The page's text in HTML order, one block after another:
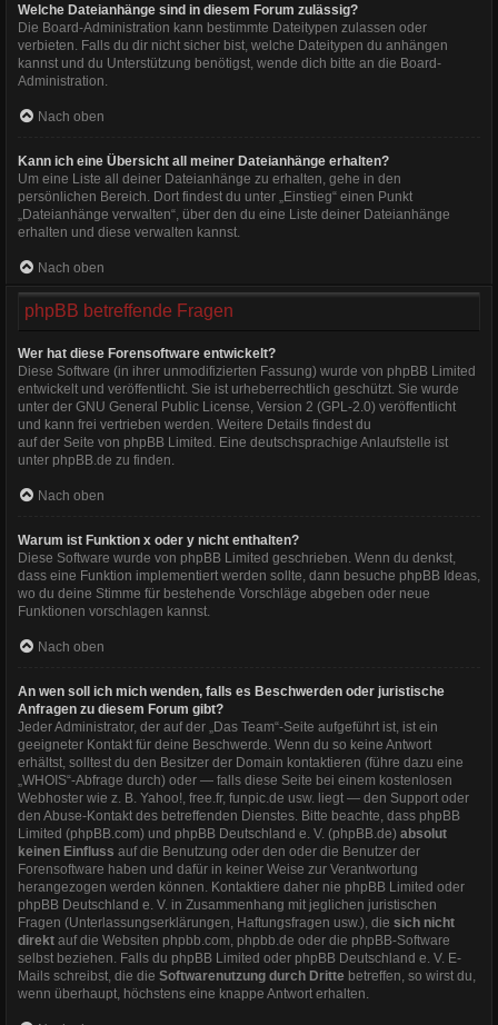
Welche Dateianhänge sind in diesem Forum zulässig?
Die Board-Administration kann bestimmte Dateitypen zulassen oder
verbieten. Falls du dir nicht sicher bist, welche Dateitypen du anhängen
kannst und du Unterstützung benötigst, wende dich bitte an die Board-
Administration.
Nach oben
Kann ich eine Übersicht all meiner Dateianhänge erhalten?
Um eine Liste all deiner Dateianhänge zu erhalten, gehe in den
persönlichen Bereich. Dort findest du unter „Einstieg“ einen Punkt
„Dateianhänge verwalten“, über den du eine Liste deiner Dateianhänge
erhalten und diese verwalten kannst.
Nach oben
phpBB betreffende Fragen
Wer hat diese Forensoftware entwickelt?
Diese Software (in ihrer unmodifizierten Fassung) wurde von phpBB Limited
entwickelt und veröffentlicht. Sie ist urheberrechtlich geschützt. Sie wurde
unter der GNU General Public License, Version 2 (GPL-2.0) veröffentlicht
und kann frei vertrieben werden. Weitere Details findest du
auf der Seite von phpBB Limited . Eine deutschsprachige Anlaufstelle ist
unter phpBB.de zu finden.
Nach oben
Warum ist Funktion x oder y nicht enthalten?
Diese Software wurde von phpBB Limited geschrieben. Wenn du denkst,
dass eine Funktion implementiert werden sollte, dann besuche phpBB Ideas
wo du deine Stimme für bestehende Vorschläge abgeben oder neue
Funktionen vorschlagen kannst.
Nach oben
An wen soll ich mich wenden, falls es Beschwerden oder juristische
Anfragen zu diesem Forum gibt?
Jeder Administrator, der auf der „Das Team“-Seite aufgeführt ist, ist ein
geeigneter Kontakt für deine Beschwerde. Wenn du so keine Antwort
erhältst, solltest du den Besitzer der Domain kontaktieren (führe dazu eine
„WHOIS“-Abfrage durch) oder — falls diese Seite bei einem kostenlosen
Webhoster wie z. B. Yahoo!, free.fr, funpic.de usw. liegt — den Support oder
den Abuse-Kontakt des betreffenden Dienstes. Bitte beachte, dass phpBB
Limited (phpBB.com) und phpBB Deutschland e. V. (phpBB.de) absolut
keinen Einfluss auf die Benutzung oder den oder die Benutzer der
Forensoftware haben und dafür in keiner Weise zur Verantwortung
herangezogen werden können. Kontaktiere daher nie phpBB Limited oder
phpBB Deutschland e. V. in Zusammenhang mit jeglichen juristischen
Fragen (Unterlassungserklärungen, Haftungsfragen usw.), die sich nicht
direkt auf die Websiten phpbb.com, phpbb.de oder die phpBB-Software
selbst beziehen. Falls du phpBB Limited oder phpBB Deutschland e. V. E-
Mails schreibst, die die Softwarenutzung durch Dritte betreffen, so wirst du,
wenn überhaupt, höchstens eine knappe Antwort erhalten.